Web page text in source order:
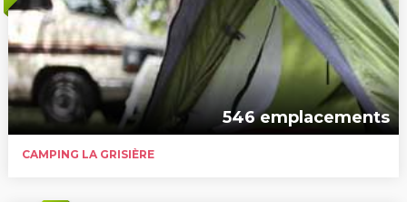
546 emplacements
CAMPING LA GRISIÈRE